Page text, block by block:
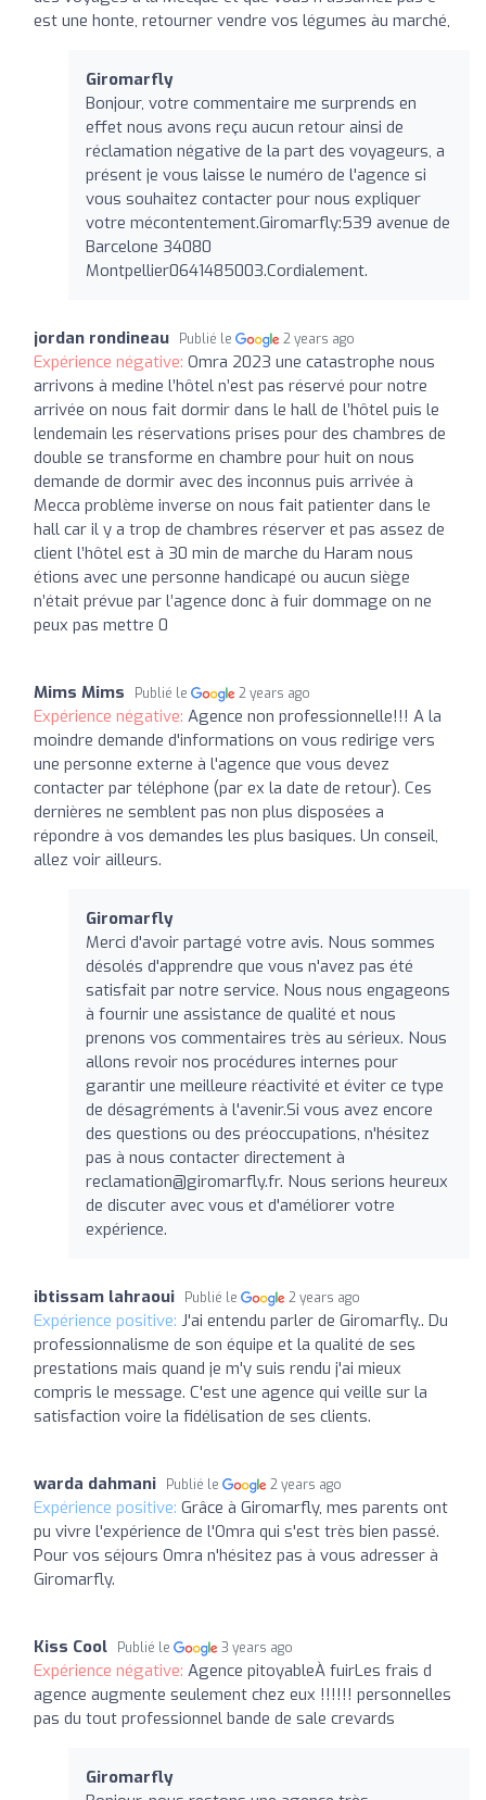
est une honte, retourner vendre vos légumes àu marché,
Giromarfly
Bonjour, votre commentaire me surprends en
effet nous avons reçu aucun retour ainsi de
réclamation négative de la part des voyageurs, a
présent je vous laisse le numéro de l'agence si
vous souhaitez contacter pour nous expliquer
votre mécontentement.Giromarfly:539 avenue de
Barcelone 34080
Montpellier0641485003.Cordialement.
jordan rondineau Publié le 2 years ago
Expérience négative: Omra 2023 une catastrophe nous
arrivons à medine l’hôtel n’est pas réservé pour notre
arrivée on nous fait dormir dans le hall de l’hôtel puis le
lendemain les réservations prises pour des chambres de
double se transforme en chambre pour huit on nous
demande de dormir avec des inconnus puis arrivée à
Mecca problème inverse on nous fait patienter dans le
hall car il y a trop de chambres réserver et pas assez de
client l’hôtel est à 30 min de marche du Haram nous
étions avec une personne handicapé ou aucun siège
n’était prévue par l’agence donc à fuir dommage on ne
peux pas mettre 0
Mims Mims Publié le 2 years ago
Expérience négative: Agence non professionnelle!!! A la
moindre demande d'informations on vous redirige vers
une personne externe à l'agence que vous devez
contacter par téléphone (par ex la date de retour). Ces
dernières ne semblent pas non plus disposées a
répondre à vos demandes les plus basiques. Un conseil,
allez voir ailleurs.
Giromarfly
Merci d'avoir partagé votre avis. Nous sommes
désolés d'apprendre que vous n'avez pas été
satisfait par notre service. Nous nous engageons
à fournir une assistance de qualité et nous
prenons vos commentaires très au sérieux. Nous
allons revoir nos procédures internes pour
garantir une meilleure réactivité et éviter ce type
de désagréments à l'avenir.Si vous avez encore
des questions ou des préoccupations, n'hésitez
pas à nous contacter directement à
reclamation@giromarfly.fr. Nous serions heureux
de discuter avec vous et d'améliorer votre
expérience.
ibtissam lahraoui Publié le 2 years ago
Expérience positive: J'ai entendu parler de Giromarfly.. Du
professionnalisme de son équipe et la qualité de ses
prestations mais quand je m'y suis rendu j'ai mieux
compris le message. C'est une agence qui veille sur la
satisfaction voire la fidélisation de ses clients.
warda dahmani Publié le 2 years ago
Expérience positive: Grâce à Giromarfly, mes parents ont
pu vivre l'expérience de l'Omra qui s'est très bien passé.
Pour vos séjours Omra n'hésitez pas à vous adresser à
Giromarfly.
Kiss Cool Publié le 3 years ago
Expérience négative: Agence pitoyableÀ fuirLes frais d
agence augmente seulement chez eux !!!!!! personnelles
pas du tout professionnel bande de sale crevards
Giromarfly